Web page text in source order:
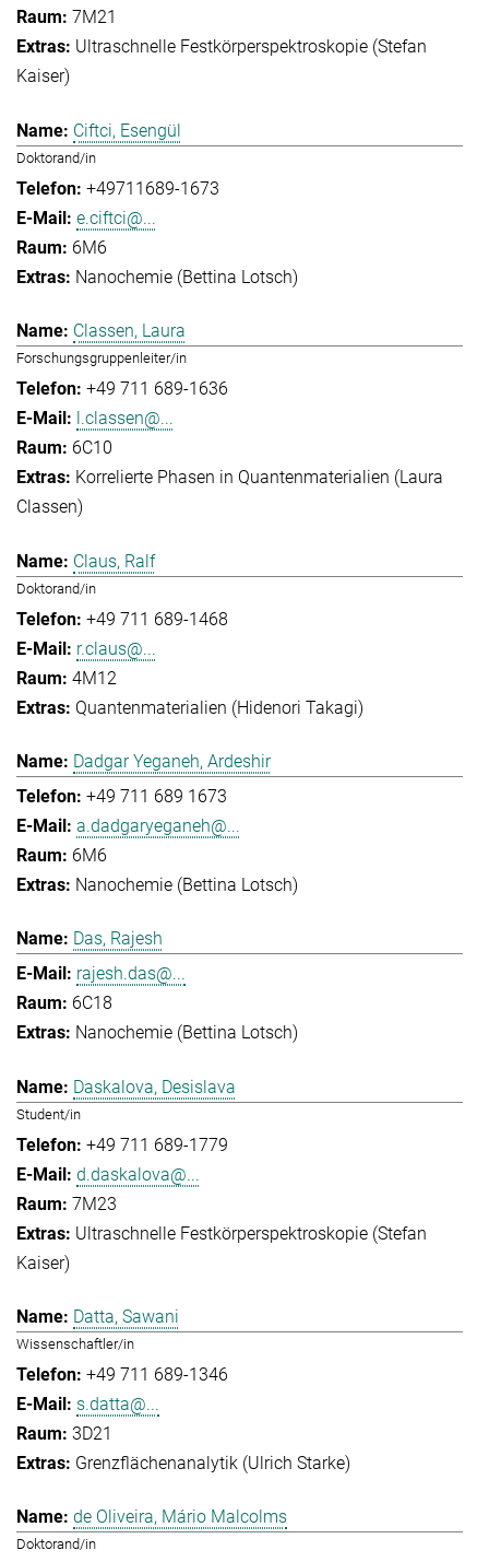
7M21
Ultraschnelle Festkörperspektroskopie (Stefan
Kaiser)
Ciftci, Esengül
Doktorand/in
+49711689-1673
e.ciftci@...
6M6
Nanochemie (Bettina Lotsch)
Classen, Laura
Forschungsgruppenleiter/in
+49 711 689-1636
l.classen@...
6C10
Korrelierte Phasen in Quantenmaterialien (Laura
Classen)
Claus, Ralf
Doktorand/in
+49 711 689-1468
r.claus@...
4M12
Quantenmaterialien (Hidenori Takagi)
Dadgar Yeganeh, Ardeshir
+49 711 689 1673
a.dadgaryeganeh@...
6M6
Nanochemie (Bettina Lotsch)
Das, Rajesh
rajesh.das@...
6C18
Nanochemie (Bettina Lotsch)
Daskalova, Desislava
Student/in
+49 711 689-1779
d.daskalova@...
7M23
Ultraschnelle Festkörperspektroskopie (Stefan
Kaiser)
Datta, Sawani
Wissenschaftler/in
+49 711 689-1346
s.datta@...
3D21
Grenzflächenanalytik (Ulrich Starke)
de Oliveira, Mário Malcolms
Doktorand/in